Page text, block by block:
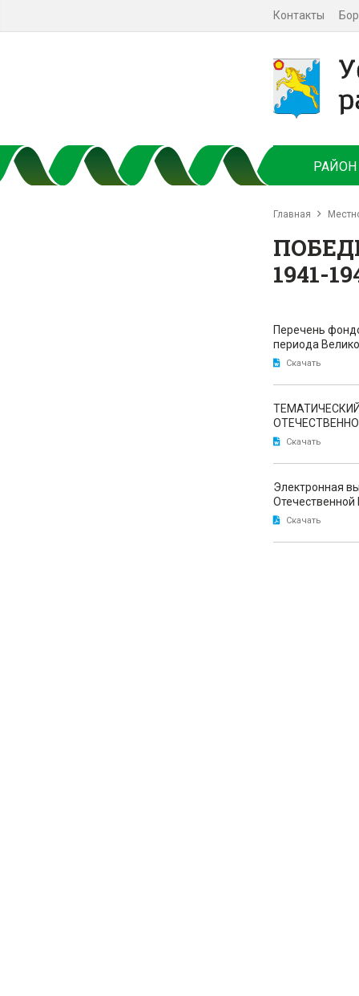
Контакты
РАЙОН
Главная
1941-
Перечень
периода
Скачать
Скачать
Электронная
Отечественной
Скачать